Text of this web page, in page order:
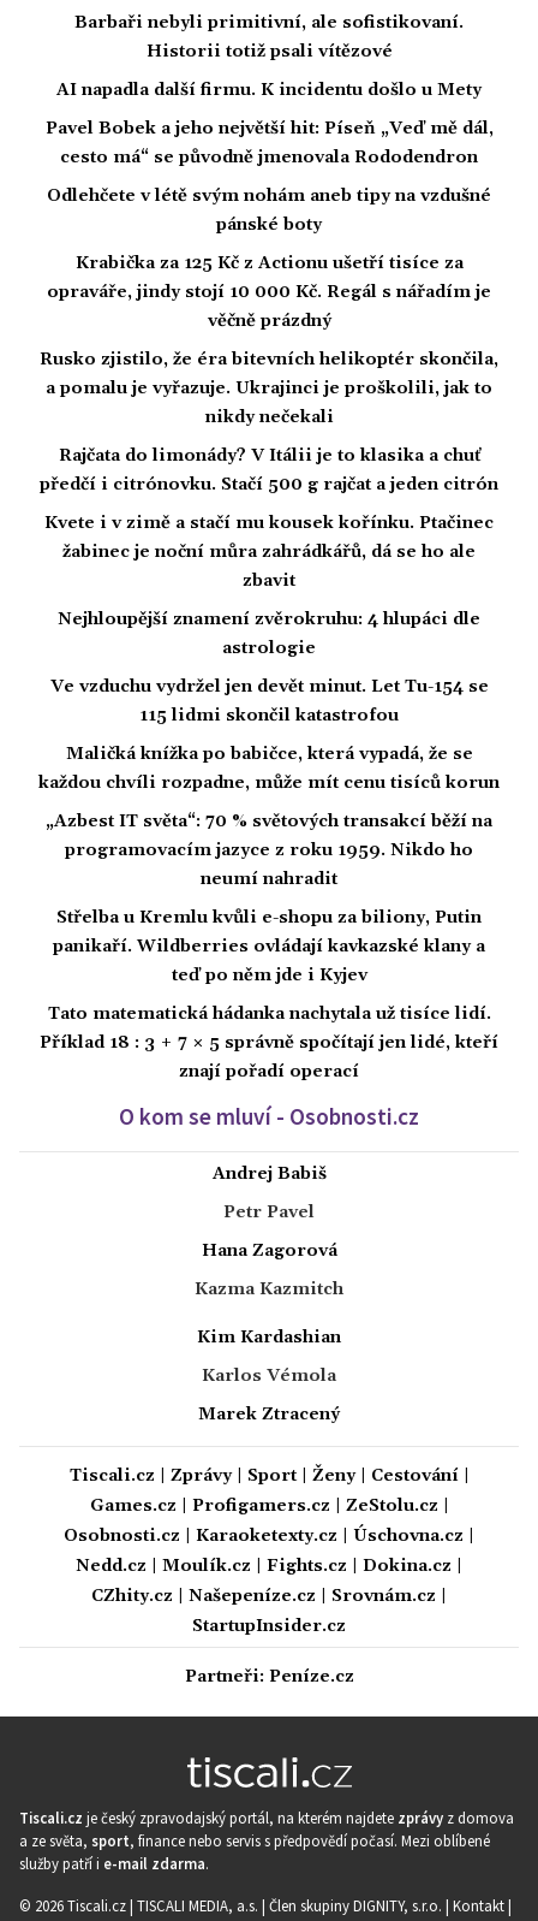
Barbaři nebyli primitivní, ale sofistikovaní.
Historii totiž psali vítězové
AI napadla další firmu. K incidentu došlo u Mety
Pavel Bobek a jeho největší hit: Píseň „Veď mě dál,
cesto má“ se původně jmenovala Rododendron
Odlehčete v létě svým nohám aneb tipy na vzdušné
pánské boty
Krabička za 125 Kč z Actionu ušetří tisíce za
opraváře, jindy stojí 10 000 Kč. Regál s nářadím je
věčně prázdný
Rusko zjistilo, že éra bitevních helikoptér skončila,
a pomalu je vyřazuje. Ukrajinci je proškolili, jak to
nikdy nečekali
Rajčata do limonády? V Itálii je to klasika a chuť
předčí i citrónovku. Stačí 500 g rajčat a jeden citrón
Kvete i v zimě a stačí mu kousek kořínku. Ptačinec
žabinec je noční můra zahrádkářů, dá se ho ale
zbavit
Nejhloupější znamení zvěrokruhu: 4 hlupáci dle
astrologie
Ve vzduchu vydržel jen devět minut. Let Tu-154 se
115 lidmi skončil katastrofou
Maličká knížka po babičce, která vypadá, že se
každou chvíli rozpadne, může mít cenu tisíců korun
„Azbest IT světa“: 70 % světových transakcí běží na
programovacím jazyce z roku 1959. Nikdo ho
neumí nahradit
Střelba u Kremlu kvůli e-shopu za biliony, Putin
panikaří. Wildberries ovládají kavkazské klany a
teď po něm jde i Kyjev
Tato matematická hádanka nachytala už tisíce lidí.
Příklad 18 : 3 + 7 × 5 správně spočítají jen lidé, kteří
znají pořadí operací
O kom se mluví - Osobnosti.cz
Andrej Babiš
Petr Pavel
Hana Zagorová
Kazma Kazmitch
Kim Kardashian
Karlos Vémola
Marek Ztracený
Tiscali.cz Zprávy| Sport| Ženy| Cestování|
Games.cz
Profigamers.cz ZeStolu.cz
Osobnosti.cz
Karaoketexty.cz Úschovna.cz
Nedd.cz
Moulík.cz Fights.cz Dokina.cz
CZhity.cz
Našepeníze.cz Srovnám.cz
StartupInsider.cz
Partneři: Peníze.cz
Tiscali.cz je český zpravodajský portál, na kterém najdete zprávy z domova
a ze světa, sport, finance nebo servis s předpovědí počasí. Mezi oblíbené
služby patří i e-mail zdarma.
© 2026 Tiscali.cz | TISCALI MEDIA, a.s. | Člen skupiny DIGNITY, s.r.o. | Kontakt|